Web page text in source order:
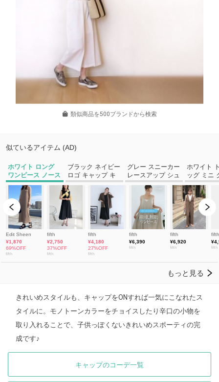
類似商品を500ブランドから検索
きれいめスタイルも、キャップをONすれば一気にこなれたス
タイルに。モノトーンカラーをチョイスしたり辛口の小物を
取り入れることで、子供っぽくないきれいめスポーティの完
成です♪
キャップのコーデ一覧